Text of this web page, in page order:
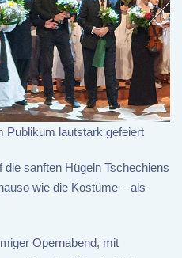
Publikum lautstark gefeiert
sanften Hügeln Tschechiens
wie die Kostüme – als
Opernabend, mit